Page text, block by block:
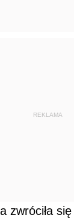
REKLAMA
zwróciła